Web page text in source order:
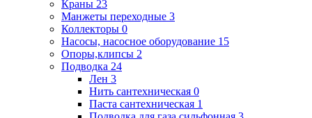
Краны 23
Манжеты переходные 3
Коллекторы 0
Насосы, насосное оборудование 15
Опоры,клипсы 2
Подводка 24
Лен 3
Нить сантехническая 0
Паста сантехническая 1